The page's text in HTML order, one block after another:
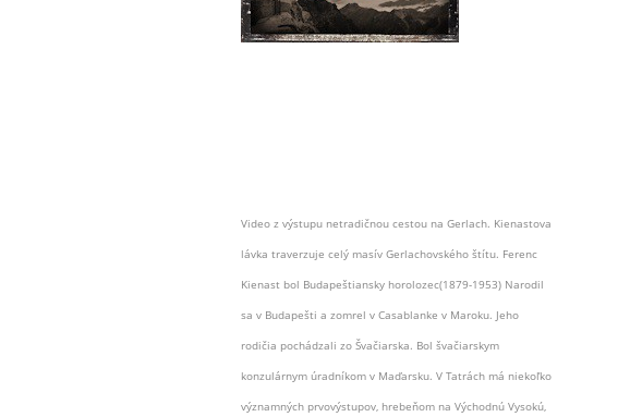
Video z výstupu netradičnou cestou na Gerlach. Kienastova
lávka traverzuje celý masív Gerlachovského štítu. Ferenc
Kienast bol Budapeštiansky horolozec(1879-1953) Narodil
sa v Budapešti a zomrel v Casablanke v Maroku. Jeho
rodičia pochádzali zo Švačiarska. Bol švačiarskym
konzulárnym úradníkom v Maďarsku. V Tatrách má niekoľko
významných prvovýstupov, hrebeňom na Východnú Vysokú,